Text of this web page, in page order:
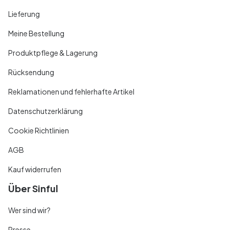
Lieferung
Meine Bestellung
Produktpflege & Lagerung
Rücksendung
Reklamationen und fehlerhafte Artikel
Datenschutzerklärung
Cookie Richtlinien
AGB
Kauf widerrufen
Über Sinful
Wer sind wir?